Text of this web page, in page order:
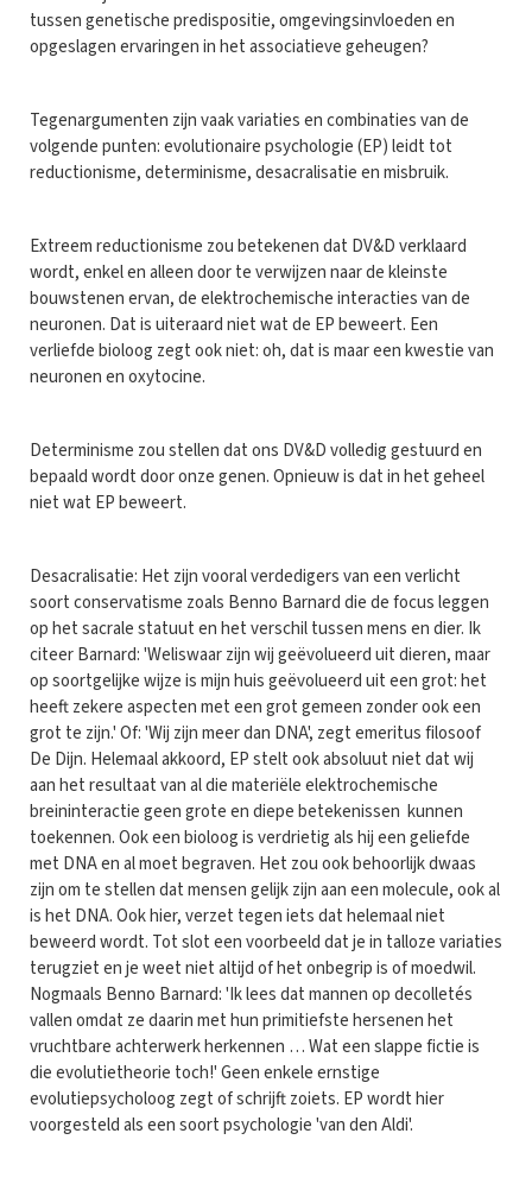
tussen genetische predispositie, omgevingsinvloeden en
opgeslagen ervaringen in het associatieve geheugen?
Tegenargumenten zijn vaak variaties en combinaties van de
volgende punten: evolutionaire psychologie (EP) leidt tot
reductionisme, determinisme, desacralisatie en misbruik.
Extreem reductionisme zou betekenen dat DV&D verklaard
wordt, enkel en alleen door te verwijzen naar de kleinste
bouwstenen ervan, de elektrochemische interacties van de
neuronen. Dat is uiteraard niet wat de EP beweert. Een
verliefde bioloog zegt ook niet: oh, dat is maar een kwestie van
neuronen en oxytocine.
Determinisme zou stellen dat ons DV&D volledig gestuurd en
bepaald wordt door onze genen. Opnieuw is dat in het geheel
niet wat EP beweert.
Desacralisatie: Het zijn vooral verdedigers van een verlicht
soort conservatisme zoals Benno Barnard die de focus leggen
op het sacrale statuut en het verschil tussen mens en dier. Ik
citeer Barnard: 'Weliswaar zijn wij geëvolueerd uit dieren, maar
op soortgelijke wijze is mijn huis geëvolueerd uit een grot: het
heeft zekere aspecten met een grot gemeen zonder ook een
grot te zijn.' Of: 'Wij zijn meer dan DNA', zegt emeritus filosoof
De Dijn. Helemaal akkoord, EP stelt ook absoluut niet dat wij
aan het resultaat van al die materiële elektrochemische
breininteractie geen grote en diepe betekenissen kunnen
toekennen. Ook een bioloog is verdrietig als hij een geliefde
met DNA en al moet begraven. Het zou ook behoorlijk dwaas
zijn om te stellen dat mensen gelijk zijn aan een molecule, ook al
is het DNA. Ook hier, verzet tegen iets dat helemaal niet
beweerd wordt. Tot slot een voorbeeld dat je in talloze variaties
terugziet en je weet niet altijd of het onbegrip is of moedwil.
Nogmaals Benno Barnard: 'Ik lees dat mannen op decolletés
vallen omdat ze daarin met hun primitiefste hersenen het
vruchtbare achterwerk herkennen … Wat een slappe fictie is
die evolutietheorie toch!' Geen enkele ernstige
evolutiepsycholoog zegt of schrijft zoiets. EP wordt hier
voorgesteld als een soort psychologie 'van den Aldi'.